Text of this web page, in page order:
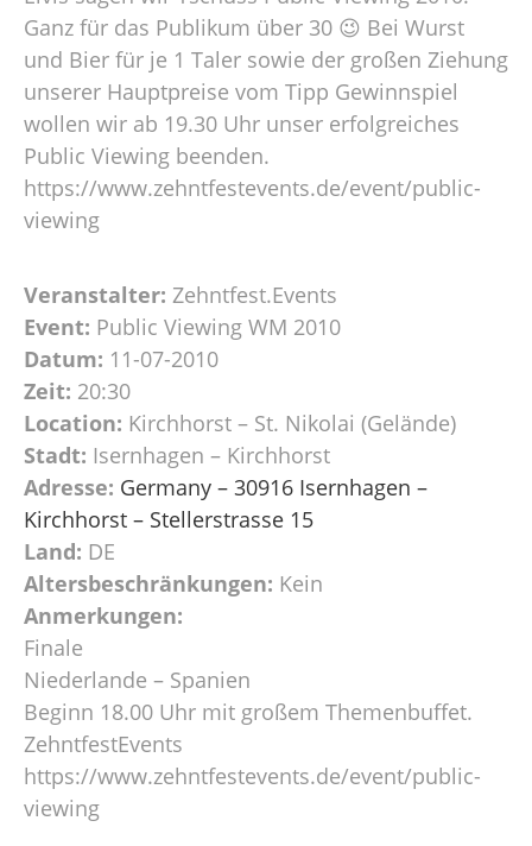
Ganz für das Publikum über 30 😉 Bei Wurst
und Bier für je 1 Taler sowie der großen Ziehung
unserer Hauptpreise vom Tipp Gewinnspiel
wollen wir ab 19.30 Uhr unser erfolgreiches
Public Viewing beenden.
https://www.zehntfestevents.de/event/public-
viewing
Veranstalter: Zehntfest.Events
Event: Public Viewing WM 2010
Datum: 11-07-2010
Zeit: 20:30
Location: Kirchhorst – St. Nikolai (Gelände)
Stadt: Isernhagen – Kirchhorst
Adresse: Germany – 30916 Isernhagen –
Kirchhorst – Stellerstrasse 15
Land: DE
Altersbeschränkungen: Kein
Anmerkungen:
Finale
Niederlande – Spanien
Beginn 18.00 Uhr mit großem Themenbuffet.
ZehntfestEvents
https://www.zehntfestevents.de/event/public-
viewing